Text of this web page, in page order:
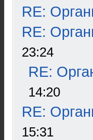
RE:
RE:
23:24
RE:
14:20
RE:
15:31